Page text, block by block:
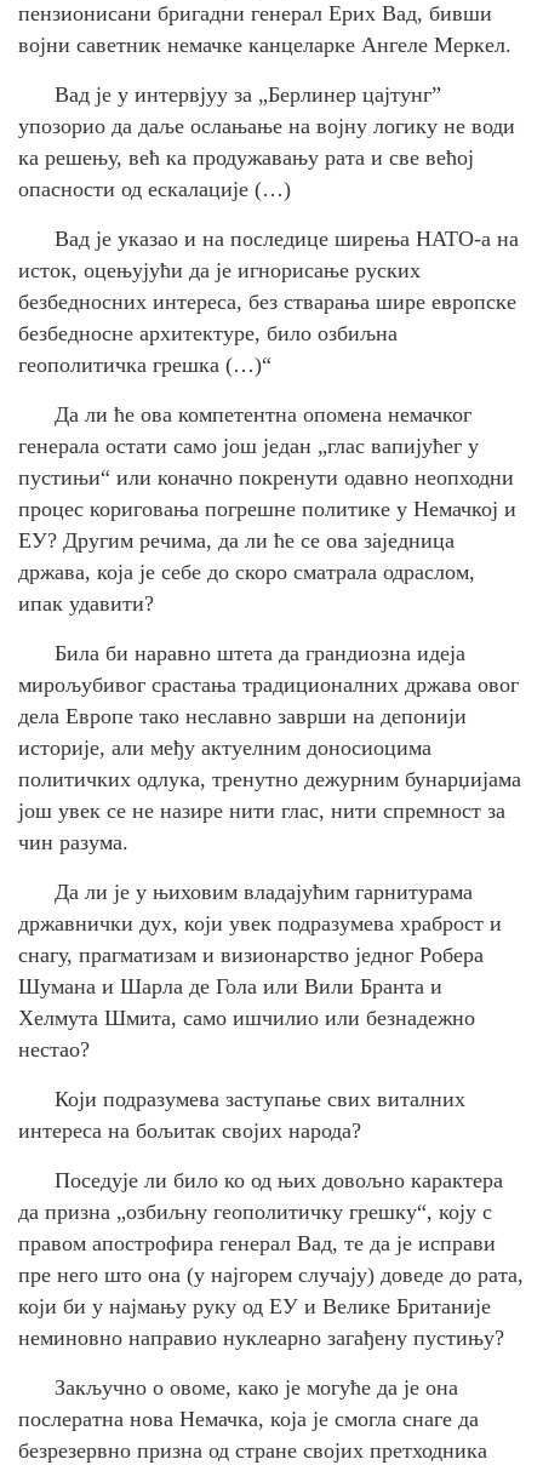
пензионисани бригадни генерал Ерих Вад, бивши
војни саветник немачке канцеларке Ангеле Меркел.
Вад је у интервјуу за „Берлинер цајтунг”
упозорио да даље ослањање на војну логику не води
ка решењу, већ ка продужавању рата и све већој
опасности од ескалације (…)
Вад је указао и на последице ширења НАТО-а на
исток, оцењујући да је игнорисање руских
безбедносних интереса, без стварања шире европске
безбедносне архитектуре, било озбиљна
геополитичка грешка (…)“
Да ли ће ова компетентна опомена немачког
генерала остати само још један „глас вапијућег у
пустињи“ или коначно покренути одавно неопходни
процес кориговања погрешне политике у Немачкој и
ЕУ? Другим речима, да ли ће се ова заједница
држава, која је себе до скоро сматрала одраслом,
ипак удавити?
Била би наравно штета да грандиозна идеја
мирољубивог срастања традиционалних држава овог
дела Европе тако неславно заврши на депонији
историје, али међу актуелним доносиоцима
политичких одлука, тренутно дежурним бунарџијама
још увек се не назире нити глас, нити спремност за
чин разума.
Да ли је у њиховим владајућим гарнитурама
државнички дух, који увек подразумева храброст и
снагу, прагматизам и визионарство једног Робера
Шумана и Шарла де Гола или Вили Бранта и
Хелмута Шмита, само ишчилио или безнадежно
нестао?
Који подразумева заступање свих виталних
интереса на бољитак својих народа?
Поседује ли било ко од њих довољно карактера
да призна „озбиљну геополитичку грешку“, коју с
правом апострофира генерал Вад, те да је исправи
пре него што она (у најгорем случају) доведе до рата,
који би у најмању руку од ЕУ и Велике Британије
неминовно направио нуклеарно загађену пустињу?
Закључно о овоме, како је могуће да је она
послератна нова Немачка, која је смогла снаге да
безрезервно призна од стране својих претходника